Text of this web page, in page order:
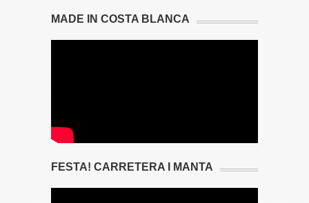
MADE IN COSTA BLANCA
FESTA! CARRETERA I MANTA